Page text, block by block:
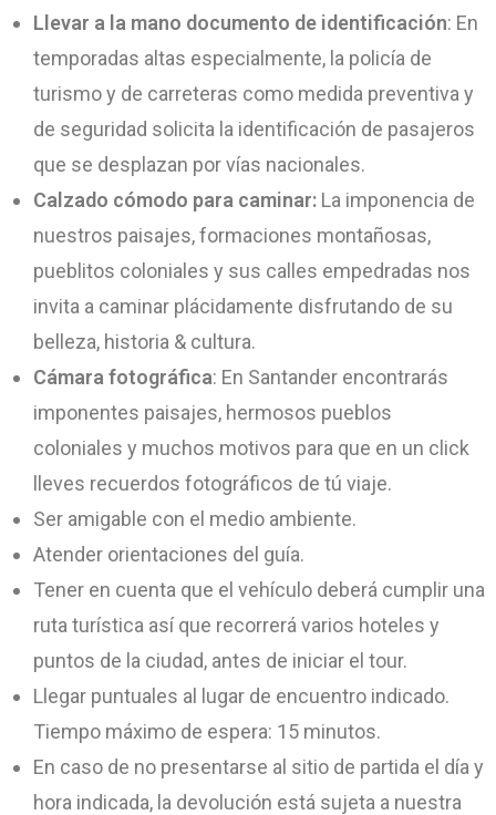
Llevar a la mano documento de identificación: En
temporadas altas especialmente, la policía de
turismo y de carreteras como medida preventiva y
de seguridad solicita la identificación de pasajeros
que se desplazan por vías nacionales.
Calzado cómodo para caminar: La imponencia de
nuestros paisajes, formaciones montañosas,
pueblitos coloniales y sus calles empedradas nos
invita a caminar plácidamente disfrutando de su
belleza, historia & cultura.
Cámara fotográfica: En Santander encontrarás
imponentes paisajes, hermosos pueblos
coloniales y muchos motivos para que en un click
lleves recuerdos fotográficos de tú viaje.
Ser amigable con el medio ambiente.
Atender orientaciones del guía.
Tener en cuenta que el vehículo deberá cumplir una
ruta turística así que recorrerá varios hoteles y
puntos de la ciudad, antes de iniciar el tour.
Llegar puntuales al lugar de encuentro indicado.
Tiempo máximo de espera: 15 minutos.
En caso de no presentarse al sitio de partida el día y
hora indicada, la devolución está sujeta a nuestra